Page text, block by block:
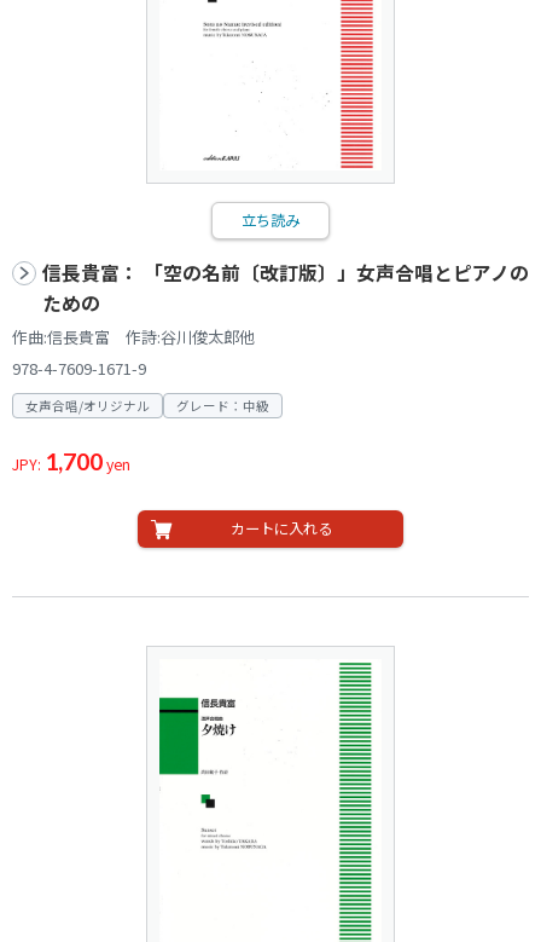
立ち読み
信長貴富： 「空の名前〔改訂版〕」女声合唱とピアノの
ための
作曲:信長貴富 作詩:谷川俊太郎他
978-4-7609-1671-9
女声合唱/オリジナル グレード：中級
JPY: 1,700yen
カートに入れる